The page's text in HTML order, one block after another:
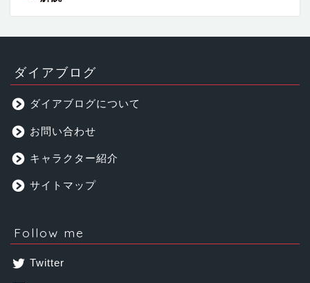
ダイアブログ
ダイアブログについて
お問い合わせ
キャラクター紹介
サイトマップ
Follow me
Twitter